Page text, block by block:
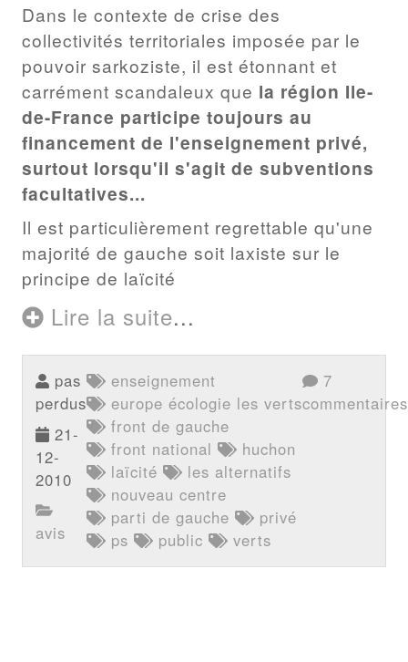
Dans le contexte de crise des
collectivités territoriales imposée par le
pouvoir sarkoziste, il est étonnant et
carrément scandaleux que la région Ile-
de-France participe toujours au
financement de l'enseignement privé,
surtout lorsqu'il s'agit de subventions
facultatives...
Il est particulièrement regrettable qu'une
majorité de gauche soit laxiste sur le
principe de laïcité
Lire la suite...
pas
perdus
21-
12-
2010
avis
enseignement
europe écologie les verts
front de gauche
front national
huchon
laïcité
les alternatifs
nouveau centre
parti de gauche
privé
ps
public verts
7
commentaires